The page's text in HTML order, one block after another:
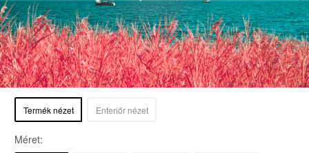
Termék nézet Enteriőr nézet
Méret: